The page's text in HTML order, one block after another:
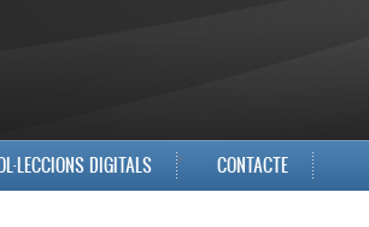
DIGITALS CONTACTE